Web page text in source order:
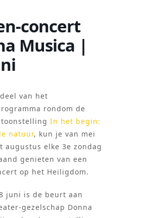
concert
Musica |
van het
rondom de
In het begin:
natuur, kun je van mei
augustus elke 3e zondag
genieten van een
op het Heiligdom.
juni is de beurt aan
gezelschap Donna